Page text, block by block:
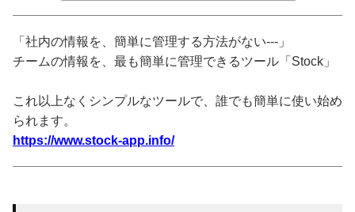
「社内の情報を、簡単に管理する方法がない---」
チームの情報を、最も簡単に管理できるツール「Stock」
これ以上なくシンプルなツールで、誰でも簡単に使い始め
られます。
https://www.stock-app.info/